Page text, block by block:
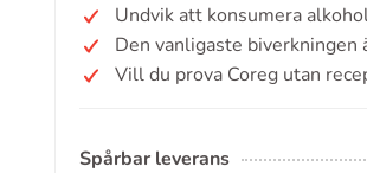
Undvik att konsumera
Den vanligaste biverkningen
Vill du prova Coreg utan
Spårbar leverans